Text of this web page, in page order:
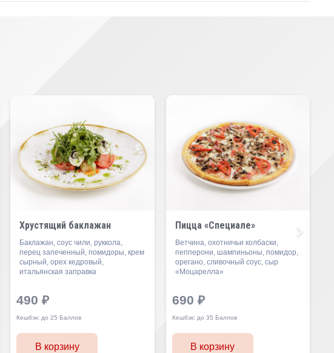
Хрустящий баклажан
Баклажан, соус чили, руккола,
перец запеченный, помидоры, крем
сырный, орех кедровый,
итальянская заправка
490₽
Кешбэк: до 25 Баллов
В корзину
Пицца «Специале»
Ветчина, охотничьи колбаски,
пепперони, шампиньоны, помидор,
орегано, сливочный соус, сыр
«Моцарелла»
690 ₽
Кешбэк: до 35 Баллов
В корзину